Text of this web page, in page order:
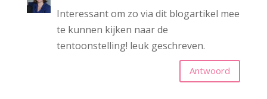
Interessant om zo via dit blogartikel mee
te kunnen kijken naar de
tentoonstelling! leuk geschreven.
Antwoord